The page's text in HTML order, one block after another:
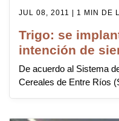
JUL 08, 2011 | 1 MIN DE
Trigo: se
intención de
De acuerdo al Sistema
Cereales de Entre Ríos